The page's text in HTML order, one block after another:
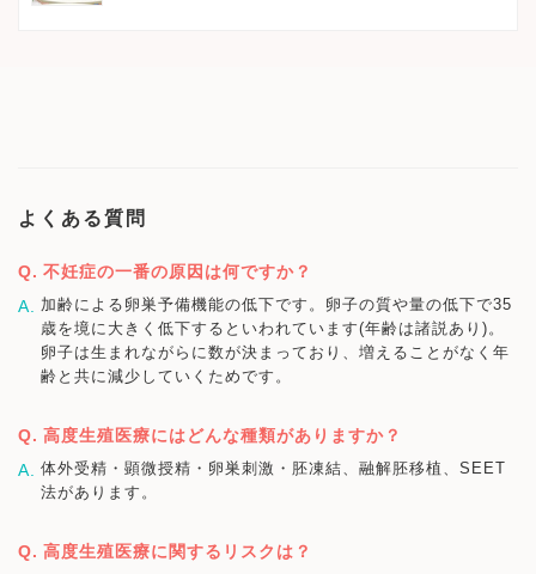
よくある質問
不妊症の一番の原因は何ですか？
加齢による卵巣予備機能の低下です。卵子の質や量の低下で35
歳を境に大きく低下するといわれています(年齢は諸説あり)。
卵子は生まれながらに数が決まっており、増えることがなく年
齢と共に減少していくためです。
高度生殖医療にはどんな種類がありますか？
体外受精・顕微授精・卵巣刺激・胚凍結、融解胚移植、SEET
法があります。
高度生殖医療に関するリスクは？